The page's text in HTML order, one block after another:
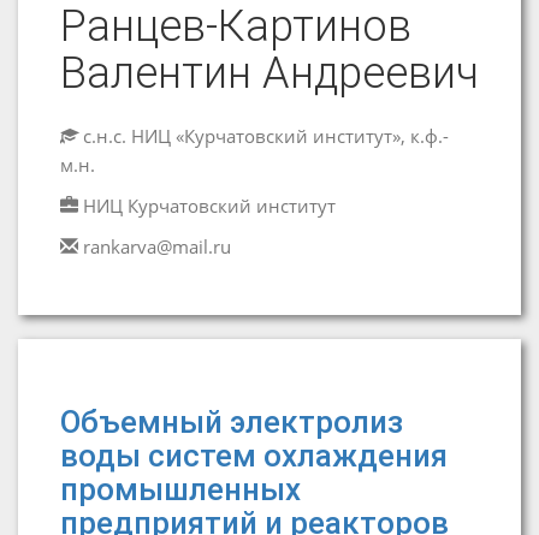
Ранцев-Картинов
Валентин Андреевич
с.н.с. НИЦ «Курчатовский институт», к.ф.-
м.н.
НИЦ Курчатовский институт
rankarva@mail.ru
Объемный электролиз
воды систем охлаждения
промышленных
предприятий и реакторов